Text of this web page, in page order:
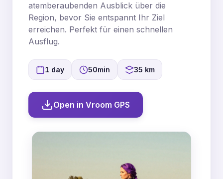
atemberaubenden Ausblick über die
Region, bevor Sie entspannt Ihr Ziel
erreichen. Perfekt für einen schnellen
Ausflug.
1 day 50min 35 km
Open in Vroom GPS